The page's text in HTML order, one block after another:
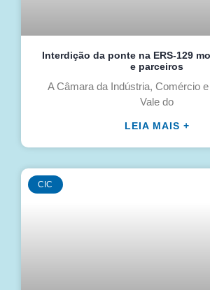
Interdição da ponte na ERS-129
e parceiros
A Câmara da Indústria, Comércio
Vale do
LEIA MAIS +
CIC